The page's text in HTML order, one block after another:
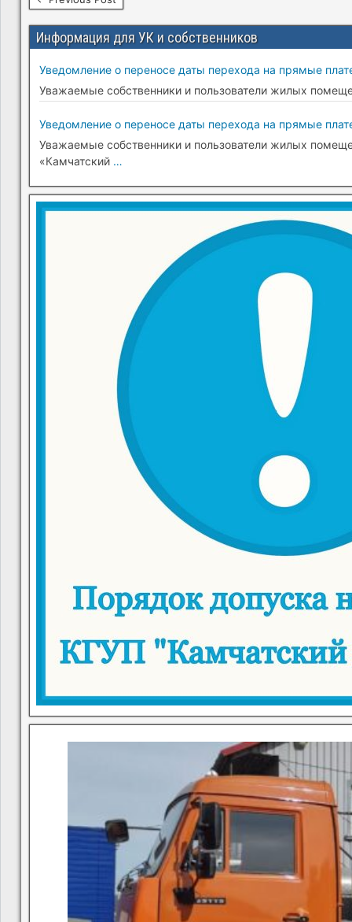
Информация для УК и собственников
Уведомление о переносе даты перехода на прямые
Уважаемые собственники и пользователи жилых
Уведомление о переносе даты перехода на прямые
Уважаемые собственники и пользователи жилых
«Камчатский …